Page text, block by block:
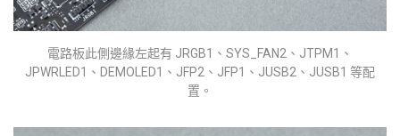
電路板此側邊緣左起有 JRGB1、SYS_FAN2、JTPM1、
JPWRLED1、DEMOLED1、JFP2、JFP1、JUSB2、JUSB1 等配
置。